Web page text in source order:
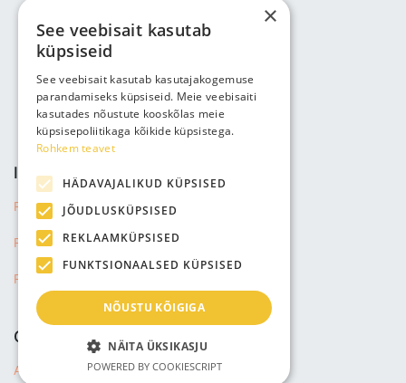
Vabaõhukooli tee 4, Tallinn, 12013
Reg nr: 14690362
PVM: EE102147285
Telefonas: +3725143691
info@bjuti.ee
INFORMACIJA
Privatumo politika
Pardavimo sąlygos
Pristatymas informacijos
COMPANY
About us
×
See veebisait kasutab
küpsiseid
See veebisait kasutab kasutajakogemuse
parandamiseks küpsiseid. Meie veebisaiti
kasutades nõustute kooskõlas meie
küpsisepoliitikaga kõikide küpsistega.
Rohkem teavet
HÄDAVAJALIKUD KÜPSISED
JÕUDLUSKÜPSISED
REKLAAMKÜPSISED
FUNKTSIONAALSED KÜPSISED
NÕUSTU KÕIGIGA
NÄITA ÜKSIKASJU
POWERED BY COOKIESCRIPT